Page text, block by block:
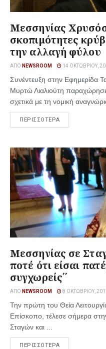
Μεσσηνίας
σκοπιμότητες
την αλλαγή φύλου
ΑΠΌ NEWSROOM 14 ΟΚΤΩΒΡΊΟΥ,
Συνέντευξη στην Εφημερίδα
Μυρτώ Λιαλιούτη
σχετικά με τη νομική
ΠΕΡΙΣΣΟΤΕΡΑ
Μεσσηνίας σε
ποτέ ότι είσαι
συγχωρείς΄΄
ΑΠΌ NEWSROOM 8 ΟΚΤΩΒΡΊΟΥ,
Την πρώτη του Θεία
Επίσκοπο, τέλεσε σήμερα
Σταγών και ...
ΠΕΡΙΣΣΟΤΕΡΑ